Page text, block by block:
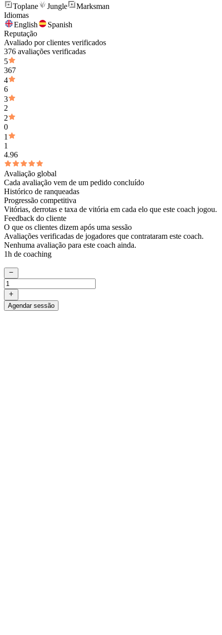
Toplane
Jungle
Marksman
Idiomas
English
Spanish
Reputação
Avaliado por clientes verificados
376 avaliações verificadas
5
367
4
6
3
2
2
0
1
1
4.96
Avaliação global
Cada avaliação vem de um pedido concluído
Histórico de ranqueadas
Progressão competitiva
Vitórias, derrotas e taxa de vitória em cada elo que este coach jogou.
Feedback do cliente
O que os clientes dizem após uma sessão
Avaliações verificadas de jogadores que contrataram este coach.
Nenhuma avaliação para este coach ainda.
1h de coaching
Agendar sessão